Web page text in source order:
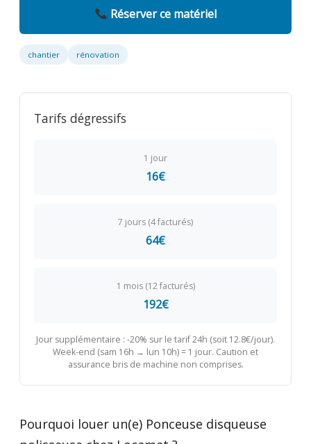
Réserver ce matériel
chantier rénovation
Tarifs dégressifs
1 jour
16€
7 jours (4 facturés)
64€
1 mois (12 facturés)
192€
Jour supplémentaire : -20% sur le tarif 24h (soit 12.8€/jour).
Week-end (sam 16h → lun 10h) = 1 jour. Caution et
assurance bris de machine non comprises.
Pourquoi louer un(e) Ponceuse disqueuse